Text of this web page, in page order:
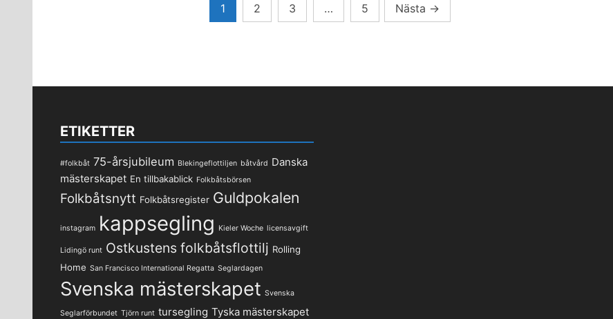
1 2 3 … 5 Nästa →
ETIKETTER
#folkbåt 75-årsjubileum Blekingeflottiljen båtvård Danska
mästerskapet En tillbakablick Folkbåtsbörsen
Folkbåtsnytt Folkbåtsregister Guldpokalen
instagram kappsegling Kieler Woche licensavgift
Lidingö runt Ostkustens folkbåtsflottilj Rolling
Home San Francisco International Regatta Seglardagen
Svenska mästerskapet Svenska
Seglarförbundet Tjörn runt tursegling Tyska mästerskapet